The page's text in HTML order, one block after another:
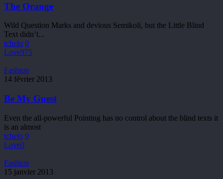
The Orange
Wild Question Marks and devious Semikoli, but the Little Blind
Text didn’t...
tchelo 0
Love975
Be
My
Fashion
14 février 2013
Be My Guest
Even the all-powerful Pointing has no control about the blind texts it
is an almost
tchelo 0
Love0
The
Mountain
Fashion
15 janvier 2013